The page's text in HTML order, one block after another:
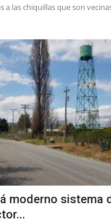
a las chiquillas que son
moderno sistema